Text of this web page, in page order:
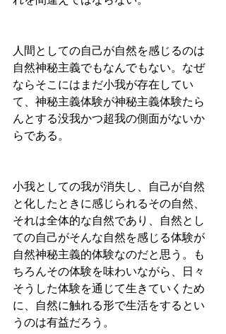
人間としての自己が自然を感じるのは
自然神秘主義でもなんでもない。なぜ
ならそこにはまだ小我が存在してい
て、神秘主義体験が神秘主義体験たら
んとする没我かつ超我の側面がないか
らである。
小我としての我が消失し、自己が自然
と化したときに感じられるその自然、
それは全体的な自然であり、自然とし
ての自己がそんな自然を感じる体験が
自然神秘主義的体験なのだと思う。も
ちろんその体験を味わいながら、日々
そうした体験を通じて生きていくため
に、自然に触れる形で生活をするとい
うのは有益だろう。